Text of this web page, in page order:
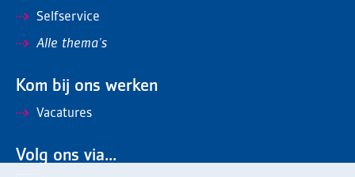
Selfservice
Alle thema's
Kom bij ons werken
Vacatures
Volg ons via...